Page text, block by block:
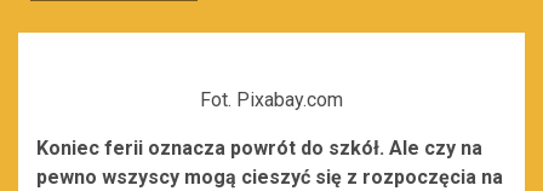
Fot. Pixabay.com
Koniec ferii oznacza powrót do szkół. Ale czy na
pewno wszyscy mogą cieszyć się z rozpoczęcia na